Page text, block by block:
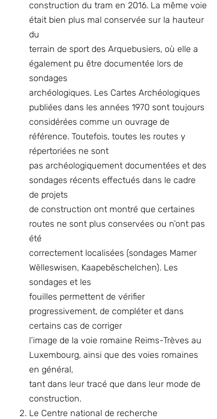
construction du tram en 2016. La même voie
était bien plus mal conservée sur la hauteur
du
terrain de sport des Arquebusiers, où elle a
également pu être documentée lors de
sondages
archéologiques. Les Cartes Archéologiques
publiées dans les années 1970 sont toujours
considérées comme un ouvrage de
référence. Toutefois, toutes les routes y
répertoriées ne sont
pas archéologiquement documentées et des
sondages récents effectués dans le cadre
de projets
de construction ont montré que certaines
routes ne sont plus conservées ou n’ont pas
été
correctement localisées (sondages Mamer
Wëlleswisen, Kaapebëschelchen). Les
sondages et les
fouilles permettent de vérifier
progressivement, de compléter et dans
certains cas de corriger
l’image de la voie romaine Reims-Trèves au
Luxembourg, ainsi que des voies romaines
en général,
tant dans leur tracé que dans leur mode de
construction.
Le Centre national de recherche